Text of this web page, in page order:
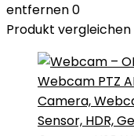
entfernen0
Produkt vergleichen